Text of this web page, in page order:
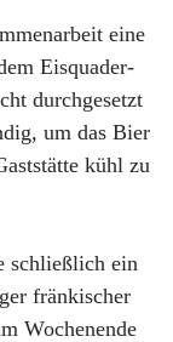
eine
Eisquader-
durchgesetzt
um das Bier
kühl zu
schließlich ein
fränkischer
Wochenende